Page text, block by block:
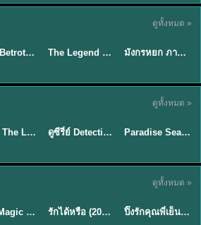
ดูทั้งหมด »
Royal Betrothal (2026) สัญญาวิวาห์แห่งราชวงศ์ พากย์ไทย ซับไทย EP1-32 ★8.5 The Legend of ShenLi ปฐพีไร้พ่าย (2024) พากย์ไทย ซับไทย EP.1-39 ★8
พากย์ไทย
มังกรหยก ภาคมารบูรพาและพิษประจิม Duel on Mount Hua พากย์ไทย
ดูทั้งหมด »
EP.7Avatar The Last Airbender 2 เณรน้อยเจ้าอภินิหาร พากย์ไทย EP.9ดูซีรี่ย์ Detective Hole (2026) พากย์ไทย HD ฟรี อัปเดตล่าสุด Netflix EP.8
พากย์ไทย
Paradise Season 2 (2026) พากย์ไทย EP1-8 ดูซีรี่ย์ฝรั่ง HD ครบทุกตอน
ดูทั้งหมด »
ดูซีรีย์ Magic Move (2026) ทำนายทายรัก Thai EP.1-10 HD รักได้หรือ (2026) YOUNG Let's Begin Again พากย์ไทย EP.1-19 ★8
พากย์ไทย
ปิ๊งรักคุณพี่เย็นชา (2026) Frozen Valentine EP.1-10 (จบ)